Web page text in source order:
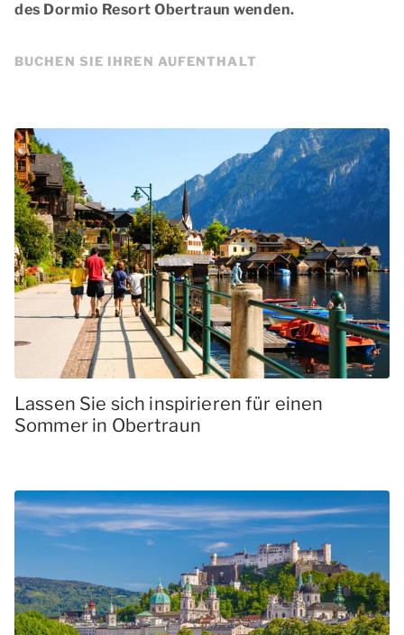
des Dormio Resort Obertraun wenden.
BUCHEN SIE IHREN AUFENTHALT
Lassen Sie sich inspirieren für einen
Sommer in Obertraun